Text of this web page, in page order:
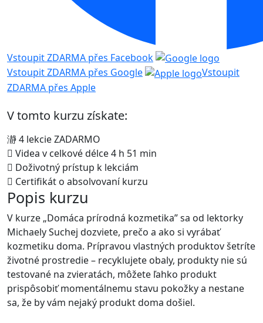
Vstoupit ZDARMA přes Facebook
Vstoupit ZDARMA přes Google
Vstoupit
ZDARMA přes Apple
V tomto kurzu získate:
4 lekcie ZADARMO
Videa v celkové délce 4 h 51 min
Doživotný prístup k lekciám
Certifikát o absolvovaní kurzu
Popis kurzu
V kurze „Domáca prírodná kozmetika” sa od lektorky
Michaely Suchej dozviete, prečo a ako si vyrábať
kozmetiku doma. Prípravou vlastných produktov šetríte
životné prostredie – recyklujete obaly, produkty nie sú
testované na zvieratách, môžete ľahko produkt
prispôsobiť momentálnemu stavu pokožky a nestane
sa, že by vám nejaký produkt doma došiel.